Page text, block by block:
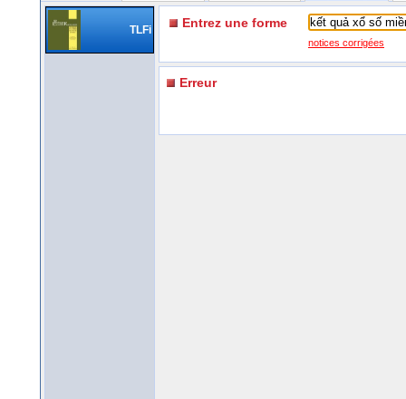
TLFi Entrez une forme
notices corrigées
Erreur